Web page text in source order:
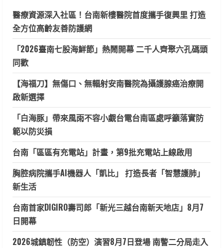
醫療資源深入社區！台南新樓醫院首度攜手復興里 打造
全方位高齡友善防護網
「2026臺南七股海鮮節」熱鬧開幕 二千人齊聚六孔碼頭
同歡
【海福刀】無傷口、無輻射安南醫院為攝護腺癌治療開
啟新選擇
「白海豚」帶來風雨不容小覷台電台南區處呼籲落實防
範以防災損
台南「區區有充電站」計畫，第9批充電站上線啟用
胸腔病院攜手AI機器人「凱比」 打造長者「智慧護肺」
新生活
台南首家DIGIRO壽司郎「新光三越台南新天地店」8月7
日開幕
2026城鎮韌性（防空）演習8月7日登場 南警二分局走入